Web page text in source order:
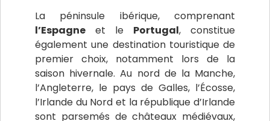
La péninsule ibérique, comprenant
l’Espagne et le Portugal, constitue
également une destination touristique de
premier choix, notamment lors de la
saison hivernale. Au nord de la Manche,
l’Angleterre, le pays de Galles, l’Écosse,
l’Irlande du Nord et la république d’Irlande
sont parsemés de châteaux médiévaux,